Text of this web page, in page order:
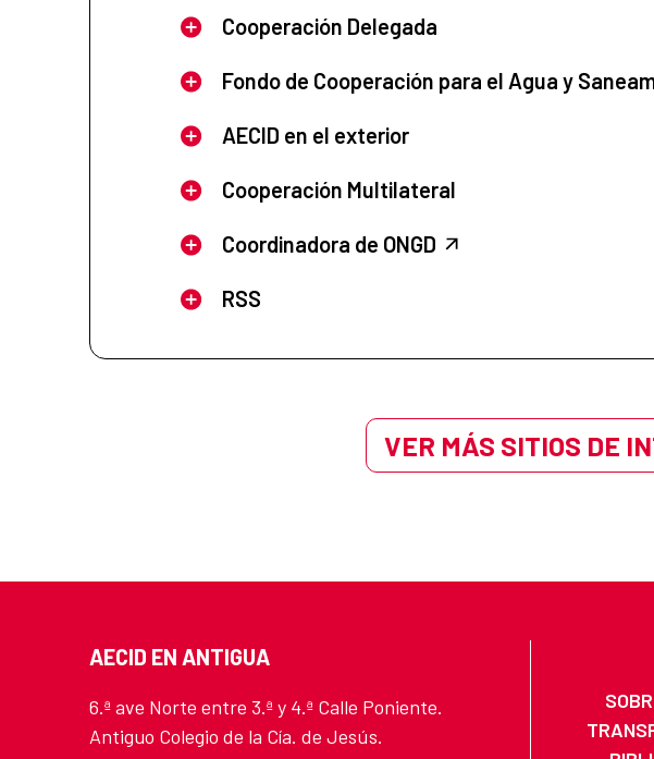
Cooperación Delegada
Fondo de Cooperación para el Agua y
AECID en el exterior
Cooperación Multilateral
Coordinadora de ONGD
RSS
VER MÁS SITIOS DE
AECID EN ANTIGUA
6.ª ave Norte entre 3.ª y 4.ª Calle Poniente.
Antiguo Colegio de la Cía. de Jesús.